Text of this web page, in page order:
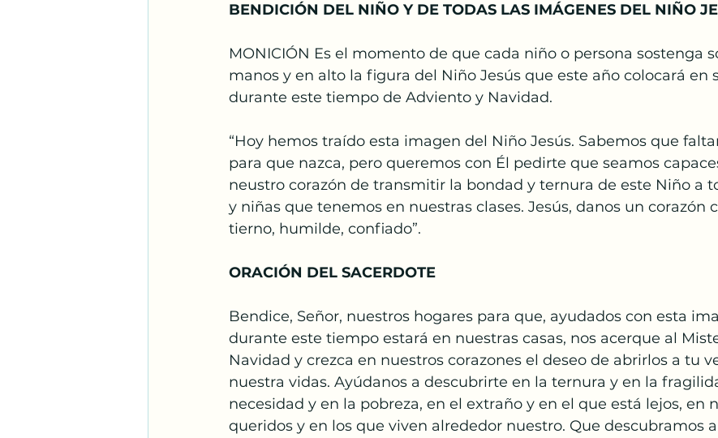
BENDICIÓN DEL NIÑO Y DE TODAS LAS IMÁGENES DEL NIÑO
MONICIÓN Es el momento de que cada niño o persona sostenga
manos y en alto la figura del Niño Jesús que este año colocará en
durante este tiempo de Adviento y Navidad.
“Hoy hemos traído esta imagen del Niño Jesús. Sabemos que
para que nazca, pero queremos con Él pedirte que seamos
neustro corazón de transmitir la bondad y ternura de este Niño a
y niñas que tenemos en nuestras clases. Jesús, danos un corazón
tierno, humilde, confiado”.
ORACIÓN DEL SACERDOTE
Bendice, Señor, nuestros hogares para que, ayudados con esta
durante este tiempo estará en nuestras casas, nos acerque al
Navidad y crezca en nuestros corazones el deseo de abrirlos a tu
nuestra vidas. Ayúdanos a descubrirte en la ternura y en la
necesidad y en la pobreza, en el extraño y en el que está lejos, en
queridos y en los que viven alrededor nuestro. Que descubramos